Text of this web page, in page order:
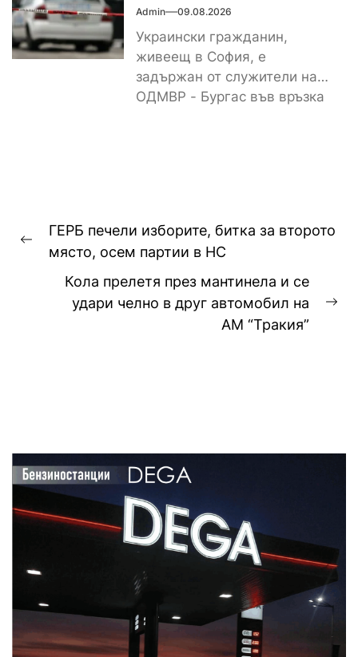
Admin 09.08.2026
Украински гражданин,
живеещ в София, е
задържан от служители на
ОДМВР - Бургас във връзка
Навигация
Previous
ГЕРБ печели изборите, битка за второто
място, осем партии в НС
Кола прелетя през мантинела и се
удари челно в друг автомобил на
АМ “Тракия”